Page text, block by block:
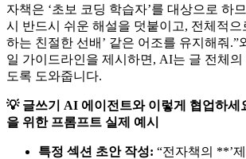
자책은 ‘초보 코딩 학습자’를 대상으로 하
시 반드시 쉬운 해설을 덧붙이고, 전체적으
하는 친절한 선배’ 같은 어조를 유지해줘.”
일 가이드라인을 제시하면, AI는 글 전체
도록 도와줍니다.
💡 글쓰기 AI 에이전트와 이렇게 협업하세
을 위한 프롬프트 실제 예시
특정 섹션 초안 작성: “전자책의 **’